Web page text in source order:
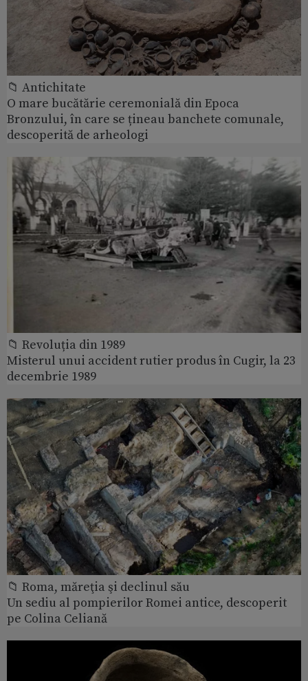
📁 Antichitate
O mare bucătărie ceremonială din Epoca
Bronzului, în care se țineau banchete comunale,
descoperită de arheologi
📁 Revoluția din 1989
Misterul unui accident rutier produs în Cugir, la 23
decembrie 1989
📁 Roma, măreţia şi declinul său
Un sediu al pompierilor Romei antice, descoperit
pe Colina Celiană